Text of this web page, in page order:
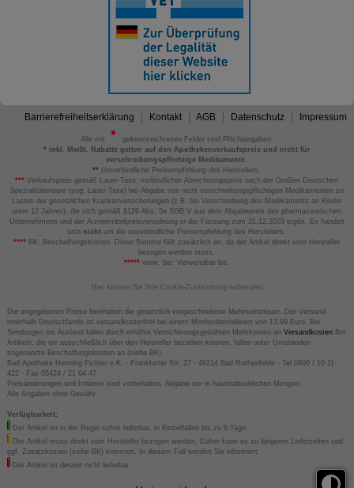
Barrierefreiheitserklärung Kontakt AGB Datenschutz Impressum
Alle mit
gekennzeichneten Felder sind Pflichtangaben.
*inkl. MwSt. Rabatte gelten auf den Apothekenverkaufspreis und nicht für
verschreibungspflichtige Medikamente.
** Unverbindliche Preisempfehlung des Herstellers.
*** Verkaufspreis gemäß Lauer-Taxe; verbindlicher Abrechnungspreis nach der Großen Deutschen
Spezialitätentaxe (sog. Lauer-Taxe) bei Abgabe von nicht verschreibungspflichtigen Medikamenten zu
Lasten der gesetzlichen Krankenversicherungen (z.B. bei Verschreibung des Medikaments an Kinder
unter 12 Jahren), die sich gemäß §129 Abs. 5a SGB V aus dem Abgabepreis des pharmazeutischen
Unternehmens und der Arzneimittelpreisverordnung in der Fassung zum 31.12.2003 ergibt. Es handelt
sich nicht um die unverbindliche Preisempfehlung des Herstellers.
****BK: Beschaffungskosten. Diese Summe fällt zusätzlich an, da der Artikel direkt vom Hersteller
bezogen werden muss.
*****verw. bis: Verwendbar bis.
Hier können Sie Ihre Cookie-Zustimmung widerrufen
Die angegebenen Preise beinhalten die gesetzlich vorgeschriebene Mehrwertsteuer. Der Versand
innerhalb Deutschlands ist versandkostenfrei bei einem Mindestbestellwert von 13,99 Euro. Bei
Sendungen ins Ausland fallen durch erhöhte Versicherungsgebühren Mehrkosten an VersandkostenBei
Artikeln, die wir ausschließlich über den Hersteller beziehen können, fallen unter Umständen
sogenannte Beschaffungskosten an (siehe BK).
Bad Apotheke Henning Fichter e.K. - Frankfurter Str. 27 - 49214 Bad Rothenfelde - Tel 0800 / 10 11
422 - Fax 05424 / 21 64 47
Preisänderungen und Irrtümer sind vorbehalten. Abgabe nur in haushaltsüblichen Mengen.
Alle Angaben ohne Gewähr.
Verfügbarkeit:
Der Artikel ist in der Regel sofort lieferbar, in Einzelfällen bis zu 6 Tage.
Der Artikel muss direkt vom Hersteller bezogen werden. Daher kann es zu längeren Lieferzeiten und
ggf. Zusatzkosten (siehe BK) kommen. In diesem Fall werden Sie informiert.
Der Artikel ist derzeit nicht lieferbar.